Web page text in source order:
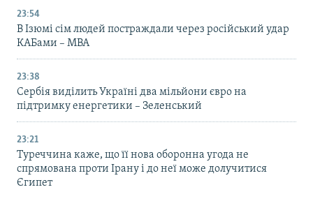
23:54
В Ізюмі сім людей постраждали через російський удар
КАБами – МВА
23:38
Сербія виділить Україні два мільйони євро на
підтримку енергетики – Зеленський
23:21
Туреччина каже, що її нова оборонна угода не
спрямована проти Ірану і до неї може долучитися
Єгипет